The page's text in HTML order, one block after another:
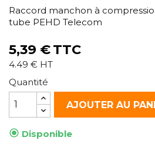
Raccord manchon à
tube PEHD Telecom
5,39 €TTC
4.49 € HT
Quantité
AJOUTER AU
 Disponible